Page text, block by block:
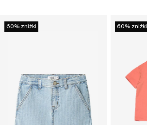
60% zniżki 60% zniżki